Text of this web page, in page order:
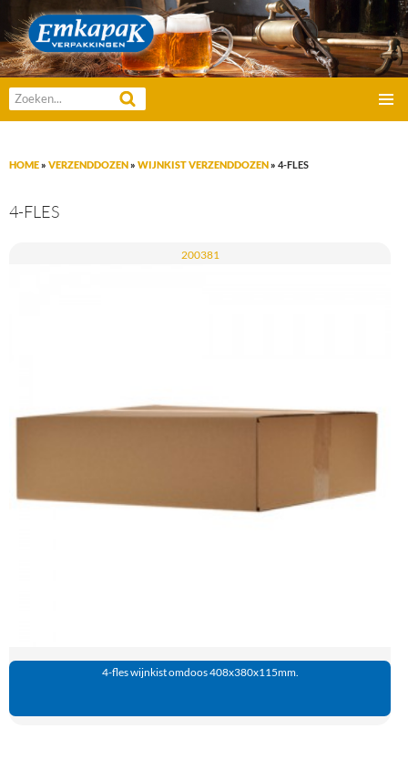
Emkapak Verpakkingen B.V.
Zoeken
naar:
GA
INHOUD
HOME» VERZENDDOZEN» WIJNKIST VERZENDDOZEN» 4-FLES
4-FLES
200381
4-fles wijnkist omdoos 408x380x115mm.